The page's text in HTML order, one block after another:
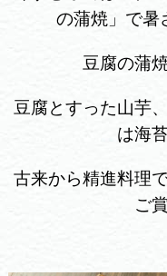
の蒲焼」で暑
豆腐の蒲
豆腐とすった山芋
は海
古来から精進料理
ご